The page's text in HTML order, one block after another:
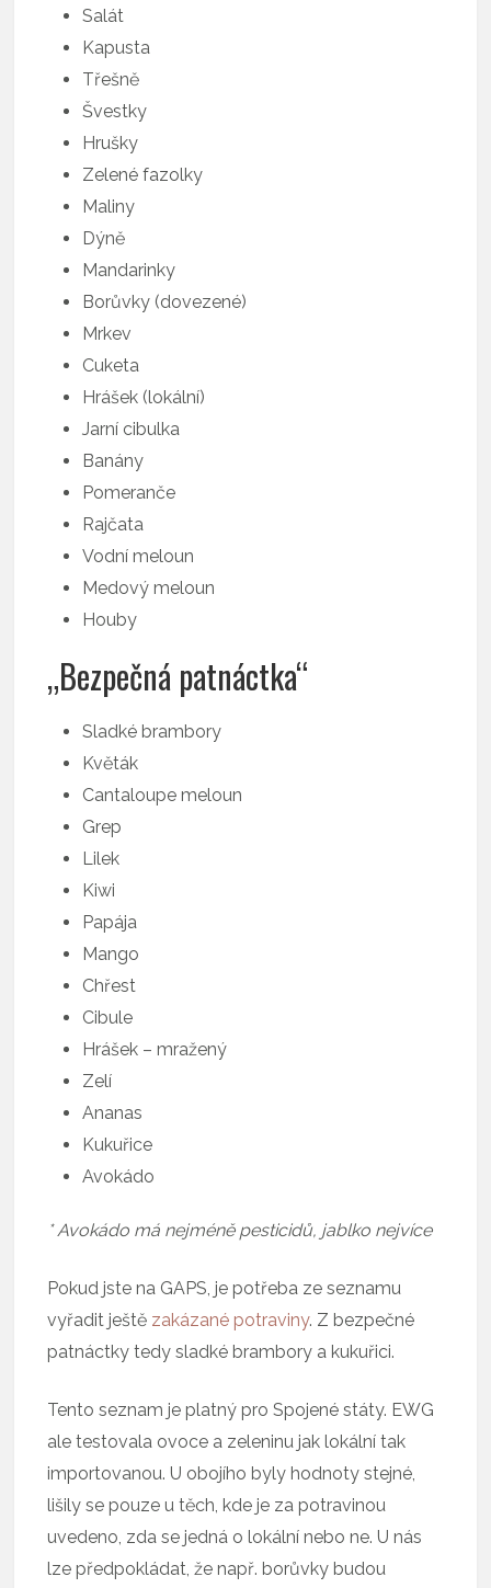
Salát
Kapusta
Třešně
Švestky
Hrušky
Zelené fazolky
Maliny
Dýně
Mandarinky
Borůvky (dovezené)
Mrkev
Cuketa
Hrášek (lokální)
Jarní cibulka
Banány
Pomeranče
Rajčata
Vodní meloun
Medový meloun
Houby
„Bezpečná patnáctka“
Sladké brambory
Květák
Cantaloupe meloun
Grep
Lilek
Kiwi
Papája
Mango
Chřest
Cibule
Hrášek – mražený
Zelí
Ananas
Kukuřice
Avokádo
* Avokádo má nejméně pesticidů, jablko nejvíce
Pokud jste na GAPS, je potřeba ze seznamu
vyřadit ještě zakázané potraviny. Z bezpečné
patnáctky tedy sladké brambory a kukuřici.
Tento seznam je platný pro Spojené státy. EWG
ale testovala ovoce a zeleninu jak lokální tak
importovanou. U obojího byly hodnoty stejné,
lišily se pouze u těch, kde je za potravinou
uvedeno, zda se jedná o lokální nebo ne. U nás
lze předpokládat, že např. borůvky budou